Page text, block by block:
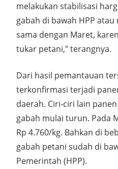
melakukan stabilisasi
gabah di bawah HPP
sama dengan Maret,
tukar petani,” terangnya.
Dari hasil pemantauan
terkonfirmasi terjadi
daerah. Ciri-ciri lain
gabah mulai turun. Pada
Rp 4.760/kg. Bahkan di
gabah petani sudah di
Pemerintah (HPP).